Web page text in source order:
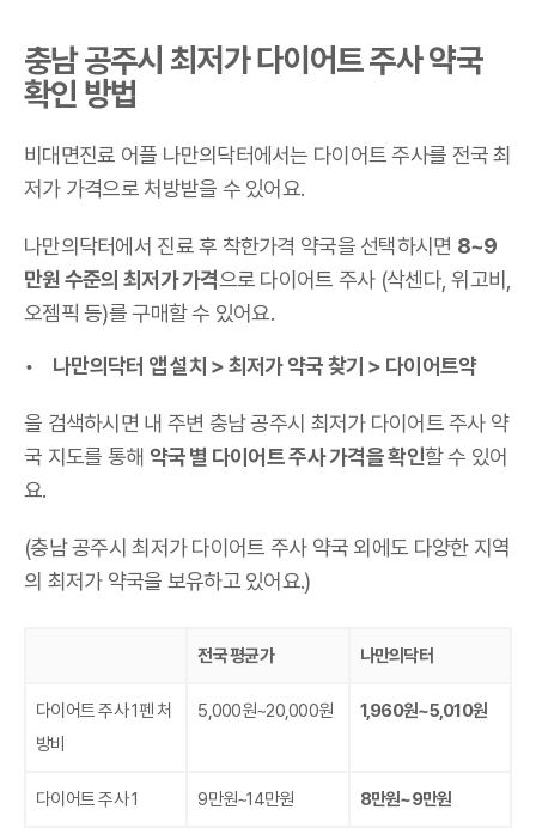
충남 공주시 최저가 다이어트 주사 약국
확인 방법
비대면진료 어플 나만의닥터에서는 다이어트 주사를 전국 최
저가 가격으로 처방받을 수 있어요.
나만의닥터에서 진료 후 착한가격 약국을 선택하시면 8~9
만원 수준의 최저가 가격으로 다이어트 주사 (삭센다, 위고비,
오젬픽 등)를 구매할 수 있어요.
나만의닥터 앱 설치 > 최저가 약국 찾기 > 다이어트약
을 검색하시면 내 주변 충남 공주시 최저가 다이어트 주사 약
국 지도를 통해 약국 별 다이어트 주사 가격을 확인할 수 있어
요.
(충남 공주시 최저가 다이어트 주사 약국 외에도 다양한 지역
의 최저가 약국을 보유하고 있어요.)
전국 평균가 나만의닥터
다이어트 주사 1펜 처
방비
5,000원~20,000원 1,960원~5,010원
다이어트 주사 1 9만원~14만원 8만원~9만원